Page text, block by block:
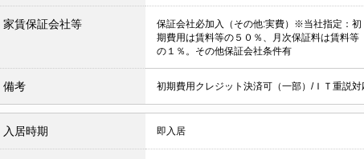
家賃保証会社等
保証会社必加入（その他:実費）※当社指定：初
期費用は賃料等の５０％、月次保証料は賃料等
の１％。その他保証会社条件有
備考 初期費用クレジット決済可（一部）/ＩＴ重説
入居時期 即入居